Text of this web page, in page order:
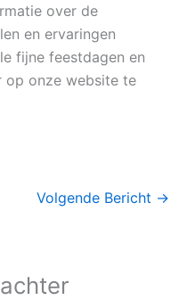
over de
en ervaringen
fijne feestdagen en
op onze website te
Volgende Bericht →